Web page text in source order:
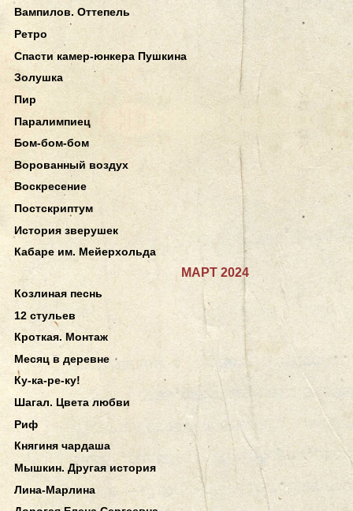
Вампилов. Оттепель
Ретро
Спасти камер-юнкера Пушкина
Золушка
Пир
Паралимпиец
Бом-бом-бом
Ворованный воздух
Воскресение
Постскриптум
История зверушек
Кабаре им. Мейерхольда
МАРТ 2024
Козлиная песнь
12 стульев
Кроткая. Монтаж
Месяц в деревне
Ку-ка-ре-ку!
Шагал. Цвета любви
Риф
Княгиня чардаша
Мышкин. Другая история
Лина-Марлина